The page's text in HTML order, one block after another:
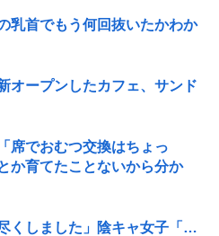
乳首でもう何回抜いたかわか
オープンしたカフェ、サンド
席でおむつ交換はちょっ
か育てたことないから分か
くしました」陰キャ女子「…